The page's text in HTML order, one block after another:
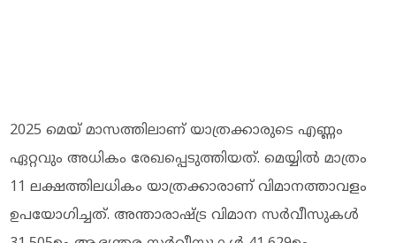
2025 മെയ് മാസത്തിലാണ് യാത്രക്കാരുടെ എണ്ണം
ഏറ്റവും അധികം രേഖപ്പെടുത്തിയത്. മെയ്യിൽ മാത്രം
11 ലക്ഷത്തിലധികം യാത്രക്കാരാണ് വിമാനത്താവളം
ഉപയോഗിച്ചത്. അന്താരാഷ്ട്ര വിമാന സർവീസുകൾ